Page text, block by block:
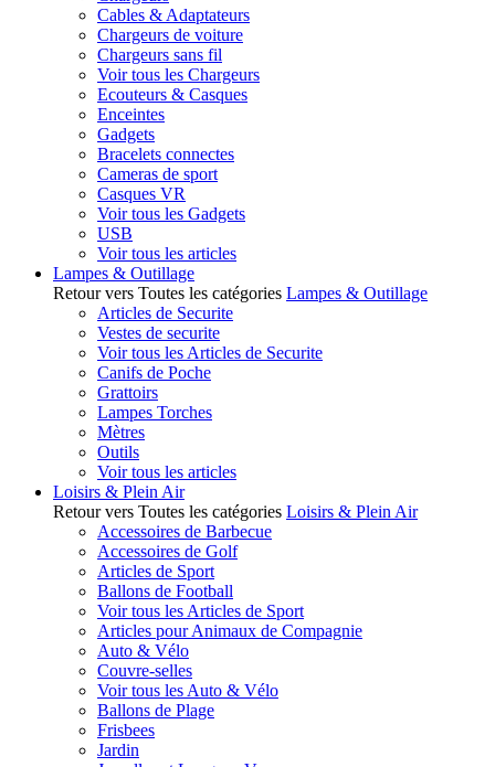
Cables & Adaptateurs
Chargeurs de voiture
Chargeurs sans fil
Voir tous les Chargeurs
Ecouteurs & Casques
Enceintes
Gadgets
Bracelets connectes
Cameras de sport
Casques VR
Voir tous les Gadgets
USB
Voir tous les articles
Lampes & Outillage
Retour vers Toutes les catégories Lampes & Outillage
Articles de Securite
Vestes de securite
Voir tous les Articles de Securite
Canifs de Poche
Grattoirs
Lampes Torches
Mètres
Outils
Voir tous les articles
Loisirs & Plein Air
Retour vers Toutes les catégories Loisirs & Plein Air
Accessoires de Barbecue
Accessoires de Golf
Articles de Sport
Ballons de Football
Voir tous les Articles de Sport
Articles pour Animaux de Compagnie
Auto & Vélo
Couvre-selles
Voir tous les Auto & Vélo
Ballons de Plage
Frisbees
Jardin